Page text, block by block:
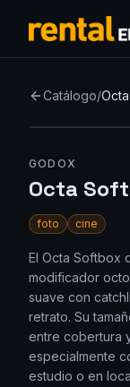
Catálogo/
GODOX
Octa
foto cine
El Octa Softbox
modificador
suave con
retrato. Su
entre cobertura
especialmente
estudio o en